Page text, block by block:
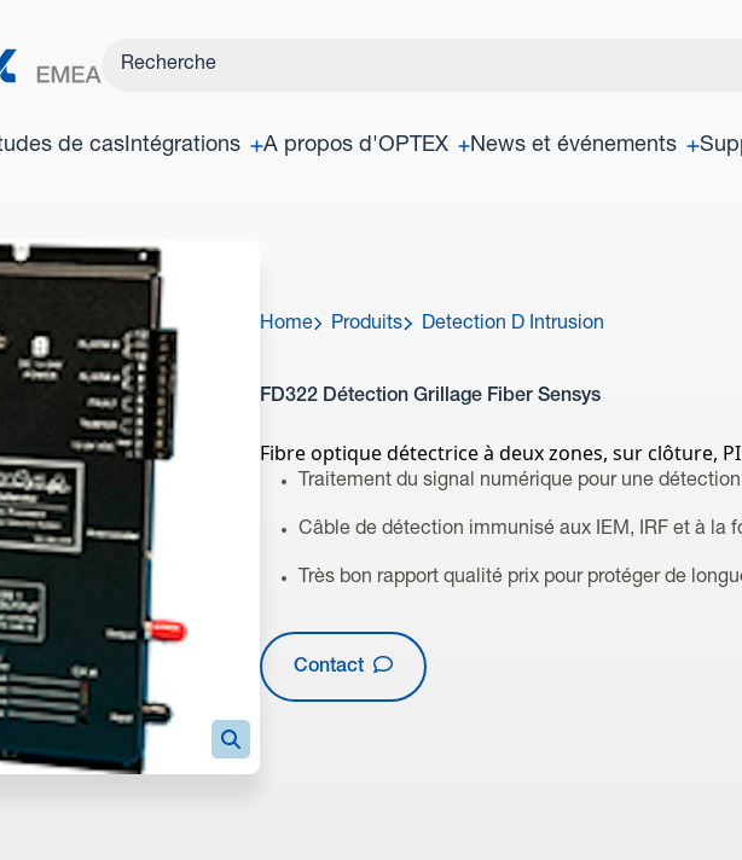
de casIntégrations A propos d'OPTEX News et événements
Home Produits Detection D Intrusion
FD322 Détection Grillage Fiber Sensys
Fibre optique détectrice à deux zones, sur clôture,
Traitement du signal numérique pour une
Câble de détection immunisé aux IEM, IRF et à la
Très bon rapport qualité prix pour protéger de
Contact